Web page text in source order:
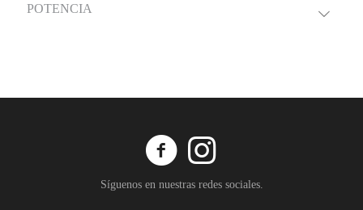
POTENCIA
Síguenos en nuestras redes sociales.